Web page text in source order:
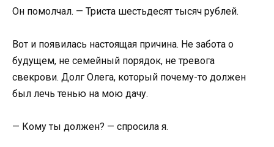
Он помолчал. — Триста шестьдесят тысяч рублей.
Вот и появилась настоящая причина. Не забота о
будущем, не семейный порядок, не тревога
свекрови. Долг Олега, который почему-то должен
был лечь тенью на мою дачу.
— Кому ты должен? — спросила я.